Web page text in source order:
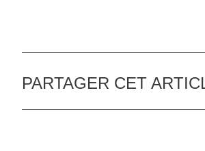
PARTAGER CET